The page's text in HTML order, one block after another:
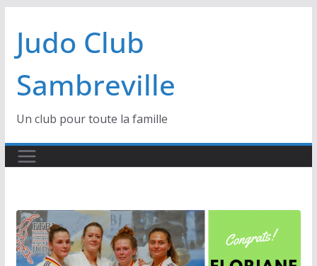
contenu
Judo Club
Sambreville
Un club pour toute la famille